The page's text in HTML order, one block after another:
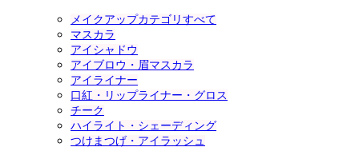
メイクアップカテゴリすべて
マスカラ
アイシャドウ
アイブロウ・眉マスカラ
アイライナー
口紅・リップライナー・グロス
チーク
ハイライト・シェーディング
つけまつげ・アイラッシュ